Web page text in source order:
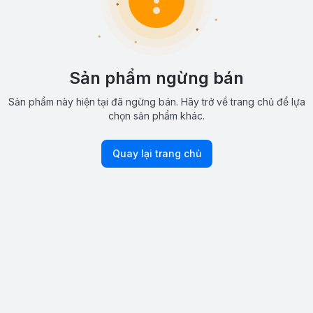
Sản phẩm ngừng bán
Sản phẩm này hiện tại đã ngừng bán. Hãy trở về trang chủ để lựa
chọn sản phẩm khác.
Quay lại trang chủ